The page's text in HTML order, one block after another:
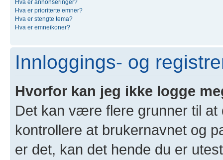
Hva er annonseringer?
Hva er prioriterte emner?
Hva er stengte tema?
Hva er emneikoner?
Innloggings- og
Hvorfor kan jeg ikke logge
Det kan være flere grunner til
kontrollere at brukernavnet og
er det, kan det hende du er